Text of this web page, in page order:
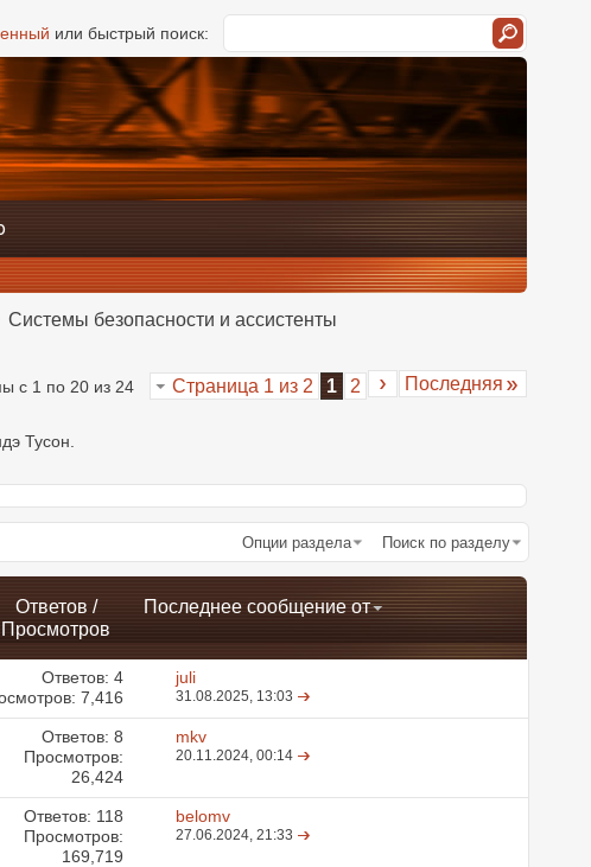
или быстрый поиск:
Системы безопасности и ассистенты
Страница 1 из 2 1 2 Последняя
с 1 по 20 из 24
Тусон.
Опции раздела Поиск по разделу
Ответов /
Просмотров
Последнее сообщение от
Ответов: 4
7,416
juli
31.08.2025, 13:03
Ответов: 8
Просмотров:
26,424
mkv
20.11.2024,00:14
Ответов: 118
Просмотров:
169,719
belomv
27.06.2024,21:33